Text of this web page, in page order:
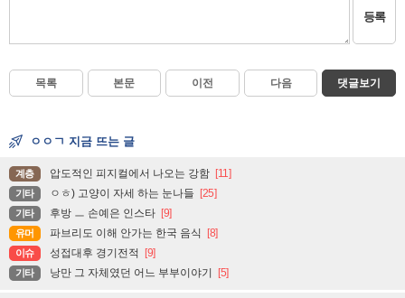
등록
목록 본문 이전 다음 댓글보기
ㅇㅇㄱ 지금 뜨는 글
계층 압도적인 피지컬에서 나오는 강함 [11]
기타 ㅇㅎ) 고양이 자세 하는 눈나들 [25]
기타 후방 ㅡ 손예은 인스타 [9]
유머 파브리도 이해 안가는 한국 음식 [8]
이슈 성접대후 경기전적 [9]
기타 낭만 그 자체였던 어느 부부이야기 [5]